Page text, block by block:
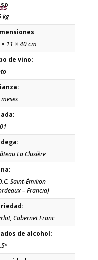
kg
× 11 × 40 cm
de vino:
La Clusière
Saint-Émilion
– Francia)
Cabernet Franc
de alcohol: